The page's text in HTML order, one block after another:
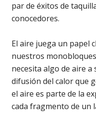
par de éxitos de
conocedores.
El aire juega un papel
nuestros
necesita algo de aire
difusión del calor que
el aire es parte de la
cada fragmento de un